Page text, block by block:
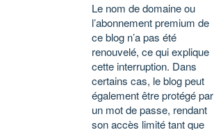
Le nom de domaine ou
l’abonnement premium de
ce blog n’a pas été
renouvelé, ce qui explique
cette interruption. Dans
certains cas, le blog peut
également être protégé par
un mot de passe, rendant
son accès limité tant que